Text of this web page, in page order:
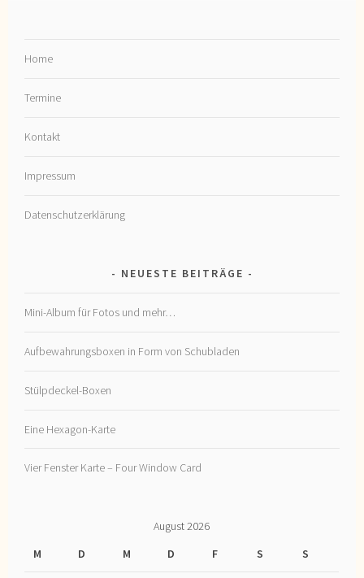
Home
Termine
Kontakt
Impressum
Datenschutzerklärung
NEUESTE BEITRÄGE
Mini-Album für Fotos und mehr…
Aufbewahrungsboxen in Form von Schubladen
Stülpdeckel-Boxen
Eine Hexagon-Karte
Vier Fenster Karte – Four Window Card
August 2026
M
D M D F S S